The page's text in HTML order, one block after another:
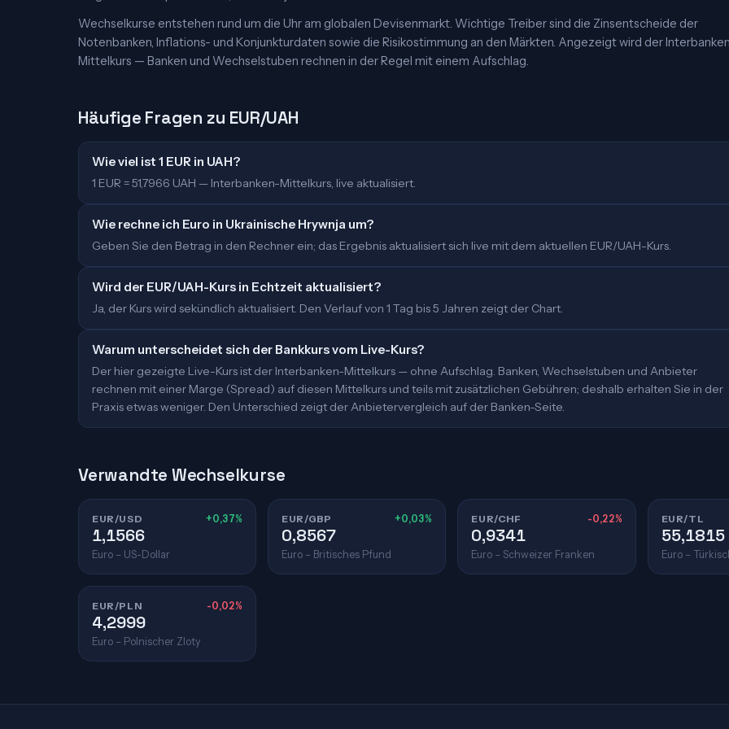
Wechselkurse entstehen rund um die Uhr am globalen Devisenmarkt. Wichtige Treiber sind die Zinsentscheide der
Notenbanken, Inflations- und Konjunkturdaten sowie die Risikostimmung an den Märkten. Angezeigt wird der
Mittelkurs — Banken und Wechselstuben rechnen in der Regel mit einem Aufschlag.
Häufige Fragen zu EUR/UAH
Wie viel ist 1 EUR in UAH?
1 EUR = 51,7966 UAH — Interbanken-Mittelkurs, live aktualisiert.
Wie rechne ich Euro in Ukrainische Hrywnja um?
Geben Sie den Betrag in den Rechner ein; das Ergebnis aktualisiert sich live mit dem aktuellen EUR/UAH-Kurs.
Wird der EUR/UAH-Kurs in Echtzeit aktualisiert?
Ja, der Kurs wird sekündlich aktualisiert. Den Verlauf von 1 Tag bis 5 Jahren zeigt der Chart.
Warum unterscheidet sich der Bankkurs vom Live-Kurs?
Der hier gezeigte Live-Kurs ist der Interbanken-Mittelkurs — ohne Aufschlag. Banken, Wechselstuben und Anbieter
rechnen mit einer Marge (Spread) auf diesen Mittelkurs und teils mit zusätzlichen Gebühren; deshalb erhalten Sie in der
Praxis etwas weniger. Den Unterschied zeigt der Anbietervergleich auf der Banken-Seite.
Verwandte Wechselkurse
EUR/USD +0,37%
1,1566
Euro – US-Dollar
EUR/GBP +0,03%
0,8567
Euro – Britisches Pfund
EUR/CHF -0,22%
0,9341
Euro – Schweizer Franken
EUR/TL
55,1815
Euro –
EUR/PLN -0,02%
4,2999
Euro – Polnischer Zloty